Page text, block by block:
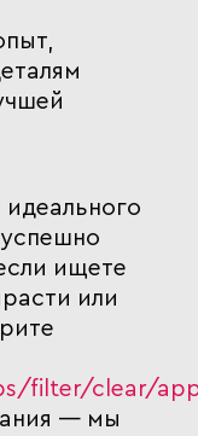
идеального
ищете
или
filter/clear/
— мы